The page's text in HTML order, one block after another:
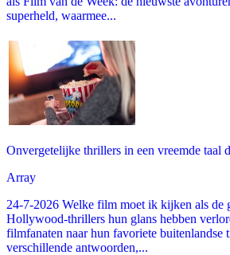
superheld, waarmee...
Onvergetelijke thrillers in een vreemde taal
Array
24-7-2026 Welke film moet ik kijken als de
Hollywood-thrillers hun glans hebben
filmfanaten naar hun favoriete buitenlandse
verschillende antwoorden,...